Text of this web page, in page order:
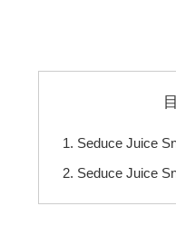
Seduce Juice
Seduce Juice